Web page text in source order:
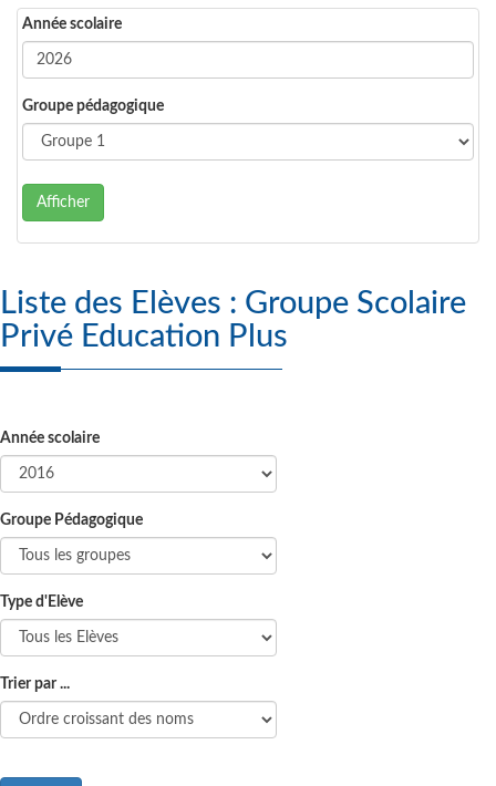
Année scolaire
Groupe pédagogique
Afficher
Liste des Elèves : Groupe Scolaire
Privé Education Plus
Année scolaire
Groupe Pédagogique
Type d'Elève
Trier par ...